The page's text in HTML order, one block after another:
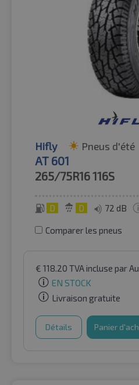
Hifly Pneus d'été
AT 601
265/75R16116S
D D 72 dB
Comparer les pneus
€ 118.20 TVA incluse par
EN STOCK
Livraison gratuite
Détails Panier